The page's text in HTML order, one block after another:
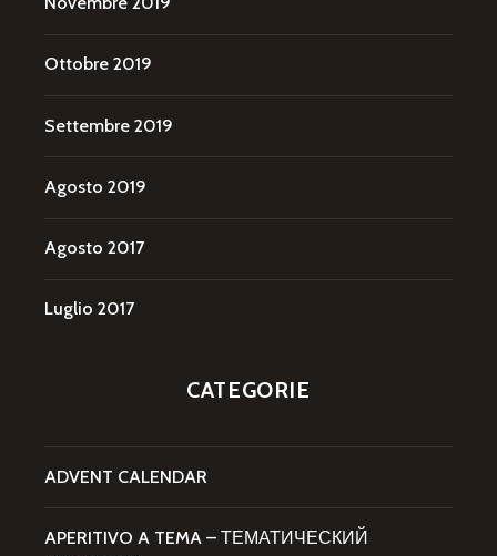
Ottobre 2019
Settembre 2019
Agosto 2019
Agosto 2017
Luglio 2017
CATEGORIE
ADVENT CALENDAR
APERITIVO A TEMA – ТЕМАТИЧЕСКИЙ